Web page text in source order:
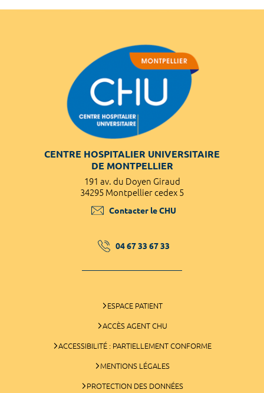
CENTRE HOSPITALIER UNIVERSITAIRE
DE MONTPELLIER
191 av. du Doyen Giraud
34295 Montpellier cedex 5
Contacter le CHU
04 67 33 67 33
ESPACE PATIENT
ACCÈS AGENT CHU
ACCESSIBILITÉ : PARTIELLEMENT CONFORME
MENTIONS LÉGALES
PROTECTION DES DONNÉES